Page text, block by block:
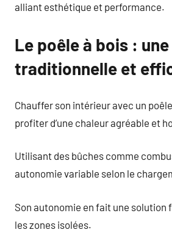
alliant esthétique et performance.
Le poêle à bois :
traditionnelle et
Chauffer son intérieur avec un
profiter d’une chaleur agréable et
Utilisant des bûches comme
autonomie variable selon le
Son autonomie en fait une solution
les zones isolées.